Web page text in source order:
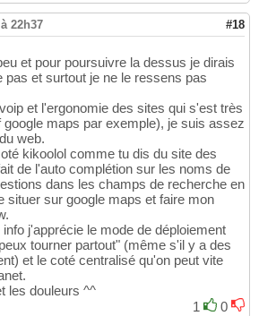
22h37 #18
et pour poursuivre la dessus je dirais
pas et surtout je ne le ressens pas
et l'ergonomie des sites qui s'est très
google maps par exemple), je suis assez
web.
kikoolol comme tu dis du site des
de l'auto complétion sur les noms de
dans les champs de recherche en
situer sur google maps et faire mon
j'apprécie le mode de déploiement
tourner partout" (même s'il y a des
et le coté centralisé qu'on peut vite
les douleurs ^^
1
0